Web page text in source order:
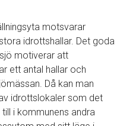
motsvarar
idrottshallar. Det goda
motiverar att
ett antal hallar och
Då kan man
idrottslokaler som det
i kommunens andra